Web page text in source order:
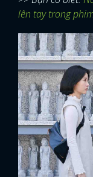
lên tay trong